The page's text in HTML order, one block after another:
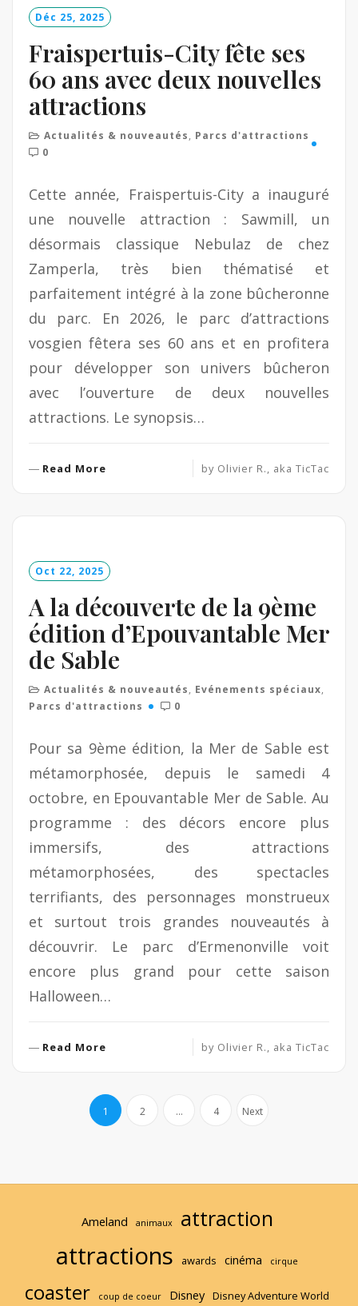
r
Déc 25, 2025
Fraispertuis-City fête ses
60 ans avec deux nouvelles
attractions
Actualités & nouveautés, Parcs d'attractions
0
Cette année, Fraispertuis-City a inauguré
une nouvelle attraction : Sawmill, un
désormais classique Nebulaz de chez
Zamperla, très bien thématisé et
parfaitement intégré à la zone bûcheronne
du parc. En 2026, le parc d’attractions
vosgien fêtera ses 60 ans et en profitera
pour développer son univers bûcheron
avec l’ouverture de deux nouvelles
attractions. Le synopsis…
Read More
r
by Olivier R., aka TicTac
Oct 22, 2025
A la découverte de la 9ème
édition d’Epouvantable Mer
de Sable
Actualités & nouveautés, Evénements spéciaux,
Parcs d'attractions
0
Pour sa 9ème édition, la Mer de Sable est
métamorphosée, depuis le samedi 4
octobre, en Epouvantable Mer de Sable. Au
programme : des décors encore plus
immersifs, des attractions
métamorphosées, des spectacles
terrifiants, des personnages monstrueux
et surtout trois grandes nouveautés à
découvrir. Le parc d’Ermenonville voit
encore plus grand pour cette saison
Halloween…
Read More
d
M
by Olivier R., aka TicTac
Pagination
1 2 … 4 Next
Ameland animaux attraction
attractions awards cinéma cirque
coaster coup de coeur Disney Disney Adventure World